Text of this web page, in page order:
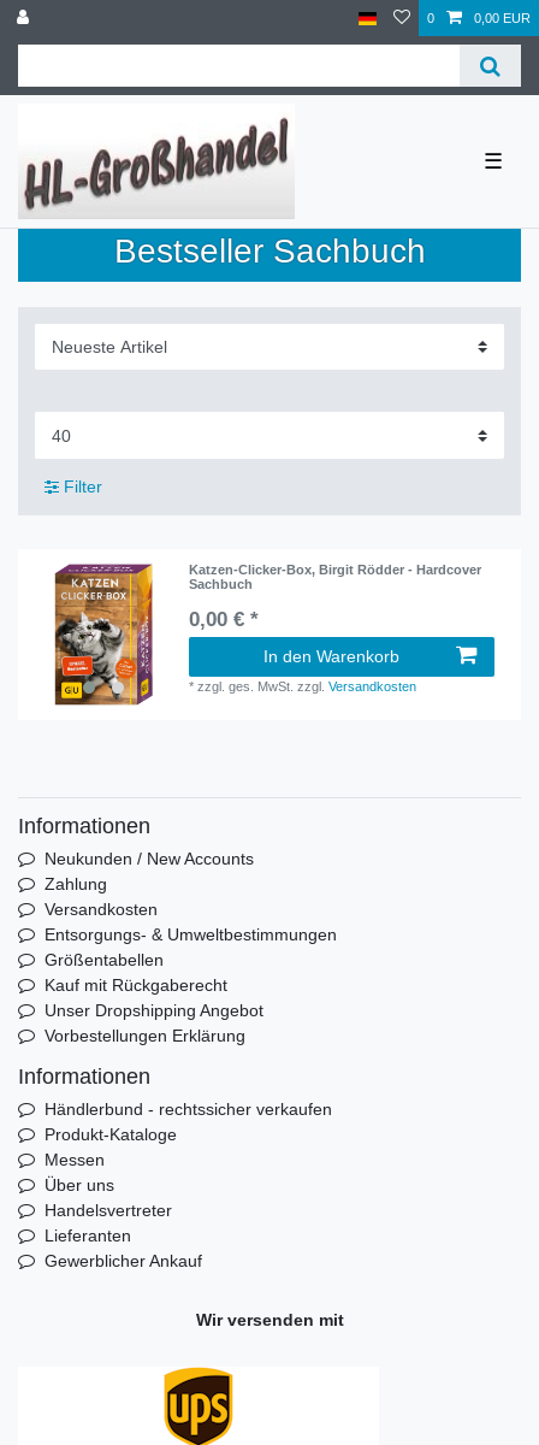
0 0,00 EUR
☰
Bestseller Sachbuch
Filter
Katzen-Clicker-Box, Birgit Rödder - Hardcover
Sachbuch
0,00 € *
In den Warenkorb
*zzgl. ges. MwSt. zzgl.Versandkosten
Informationen
Neukunden / New Accounts
Zahlung
Versandkosten
Entsorgungs- & Umweltbestimmungen
Größentabellen
Kauf mit Rückgaberecht
Unser Dropshipping Angebot
Vorbestellungen Erklärung
Informationen
Händlerbund - rechtssicher verkaufen
Produkt-Kataloge
Messen
Über uns
Handelsvertreter
Lieferanten
Gewerblicher Ankauf
Wir versenden mit